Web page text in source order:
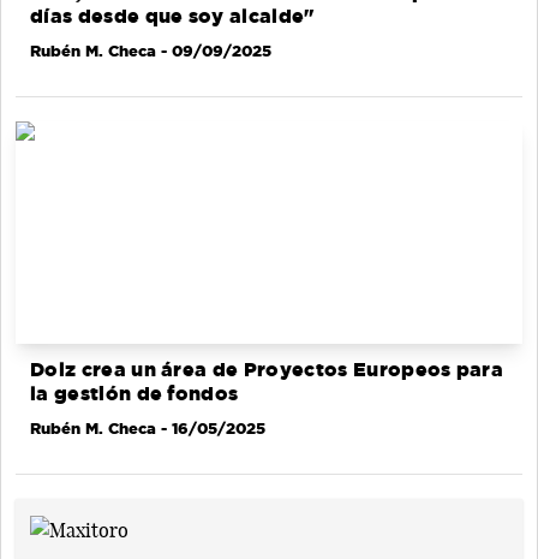
días desde que soy alcalde"
Rubén M. Checa - 09/09/2025
Dolz crea un área de Proyectos Europeos para
la gestión de fondos
Rubén M. Checa - 16/05/2025